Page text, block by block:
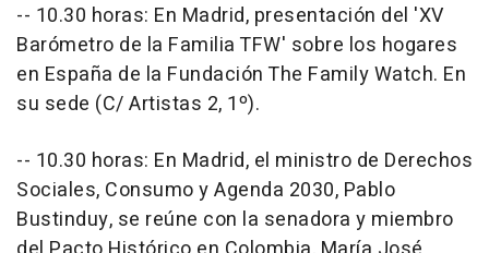
-- 10.30 horas: En Madrid, presentación del 'XV
Barómetro de la Familia TFW' sobre los hogares
en España de la Fundación The Family Watch. En
su sede (C/ Artistas 2, 1º).
-- 10.30 horas: En Madrid, el ministro de Derechos
Sociales, Consumo y Agenda 2030, Pablo
Bustinduy, se reúne con la senadora y miembro